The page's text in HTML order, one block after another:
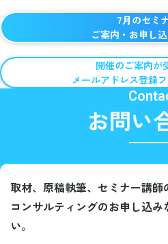
7月のセミ
ご案内・お申し
開催のご案内が
メールアドレス登録
お問い
取材、原稿執筆、セミナー講師
コンサルティングのお申し込み
い。